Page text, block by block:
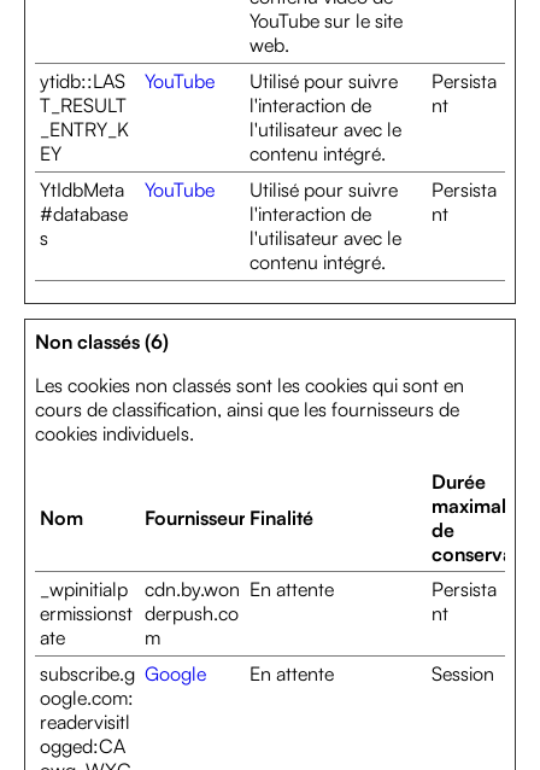
YouTube sur le site
web.
ytidb::LAS
T_RESULT
_ENTRY_K
EY
YouTube
Utilisé pour suivre
l'interaction de
l'utilisateur avec le
contenu intégré.
Persista
nt
YtIdbMeta
#database
s
YouTube
Utilisé pour suivre
l'interaction de
l'utilisateur avec le
contenu intégré.
Persista
nt
Non classés (6)
Les cookies non classés sont les cookies qui sont en
cours de classification, ainsi que les fournisseurs de
cookies individuels.
Nom Fournisseur Finalité
Durée
maximale
de
_wpinitialp
ermissionst
ate
cdn.by.won
derpush.co
m
En attente
Persista
nt
subscribe.g
oogle.com:
readervisitl
ogged:CA
Google En attente Session